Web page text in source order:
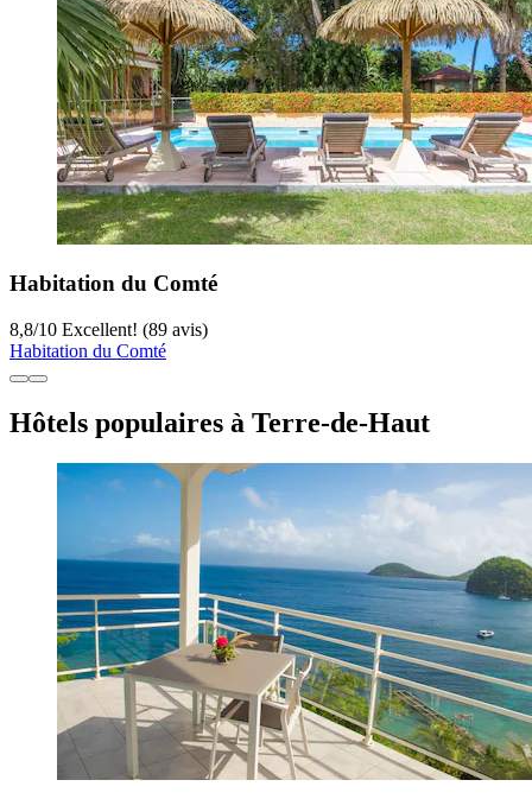
Habitation du Comté
8,8/10 Excellent! (89 avis)
Habitation du Comté
Hôtels populaires à Terre-de-Haut